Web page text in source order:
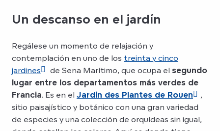
Un descanso en el jardín
Regálese un momento de relajación y
contemplación en uno de los treinta y cinco
jardines
de Sena Marítimo, que ocupa el segundo
lugar entre los departamentos más verdes de
Francia. Es en el Jardin des Plantes de Rouen
,
sitio paisajístico y botánico con una gran variedad
de especies y una colección de orquídeas sin igual,